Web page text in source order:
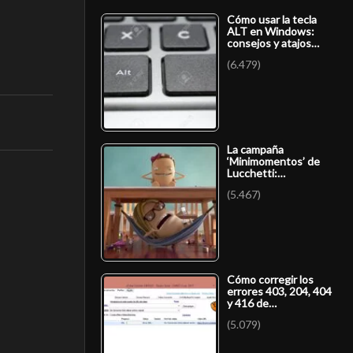
Cómo usar la tecla
ALT en Windows:
consejos y atajos…
(6.479)
La campaña
‘Minimomentos’ de
Lucchetti:…
(5.467)
Cómo corregir los
errores 403, 204, 404
y 416 de…
(5.079)